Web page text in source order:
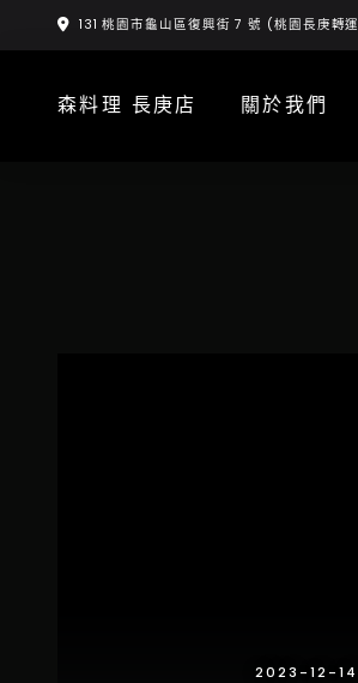
to
131 桃園市龜山區復興街 7 號 (桃園長庚轉
森料理 長庚店 關於我們
2023-12-14